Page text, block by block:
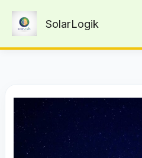
contenu
SolarLogik